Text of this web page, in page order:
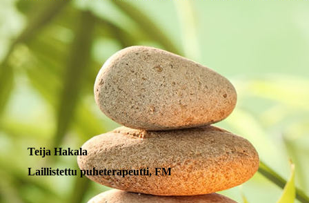
Teija Hakala
Laillistettu puheterapeutti, FM